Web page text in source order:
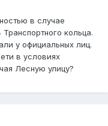
в случае
кольца.
у официальных лиц.
в условиях
Лесную улицу?